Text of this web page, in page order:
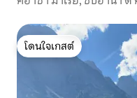
โดนใจเกสต์
โดนใจเกสต์